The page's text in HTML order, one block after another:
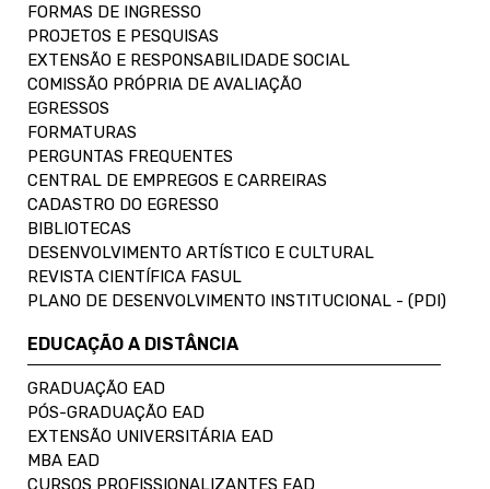
FORMAS DE INGRESSO
PROJETOS E PESQUISAS
EXTENSÃO E RESPONSABILIDADE SOCIAL
COMISSÃO PRÓPRIA DE AVALIAÇÃO
EGRESSOS
FORMATURAS
PERGUNTAS FREQUENTES
CENTRAL DE EMPREGOS E CARREIRAS
CADASTRO DO EGRESSO
BIBLIOTECAS
DESENVOLVIMENTO ARTÍSTICO E CULTURAL
REVISTA CIENTÍFICA FASUL
PLANO DE DESENVOLVIMENTO INSTITUCIONAL - (PDI)
EDUCAÇÃO A DISTÂNCIA
GRADUAÇÃO EAD
PÓS-GRADUAÇÃO EAD
EXTENSÃO UNIVERSITÁRIA EAD
MBA EAD
CURSOS PROFISSIONALIZANTES EAD